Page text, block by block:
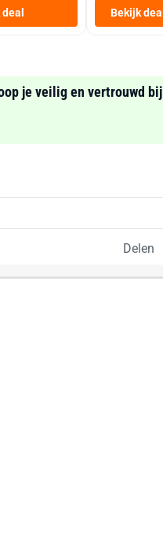
Bekijk deal
je veilig en vertrouwd bij
Delen